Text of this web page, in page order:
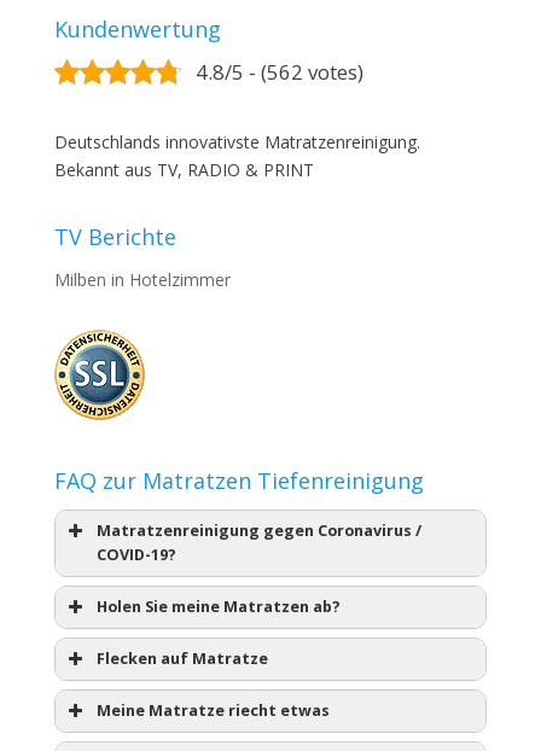
Kundenwertung
4.8/5 - (562 votes)
Deutschlands innovativste Matratzenreinigung.
Bekannt aus TV, RADIO & PRINT
TV Berichte
Milben in Hotelzimmer
FAQ zur Matratzen Tiefenreinigung
Matratzenreinigung gegen Coronavirus /
COVID-19?
Holen Sie meine Matratzen ab?
Flecken auf Matratze
Meine Matratze riecht etwas